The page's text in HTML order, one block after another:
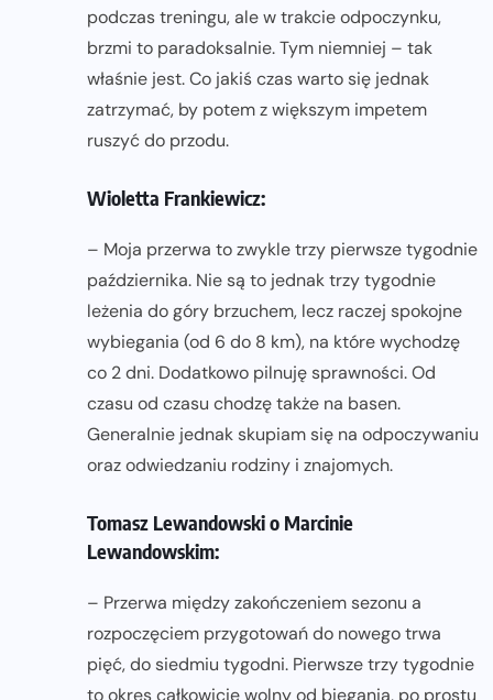
podczas treningu, ale w trakcie odpoczynku,
brzmi to paradoksalnie. Tym niemniej – tak
właśnie jest. Co jakiś czas warto się jednak
zatrzymać, by potem z większym impetem
ruszyć do przodu.
Wioletta Frankiewicz:
– Moja przerwa to zwykle trzy pierwsze tygodnie
października. Nie są to jednak trzy tygodnie
leżenia do góry brzuchem, lecz raczej spokojne
wybiegania (od 6 do 8 km), na które wychodzę
co 2 dni. Dodatkowo pilnuję sprawności. Od
czasu od czasu chodzę także na basen.
Generalnie jednak skupiam się na odpoczywaniu
oraz odwiedzaniu rodziny i znajomych.
Tomasz Lewandowski o Marcinie
Lewandowskim:
– Przerwa między zakończeniem sezonu a
rozpoczęciem przygotowań do nowego trwa
pięć, do siedmiu tygodni. Pierwsze trzy tygodnie
to okres całkowicie wolny od biegania, po prostu